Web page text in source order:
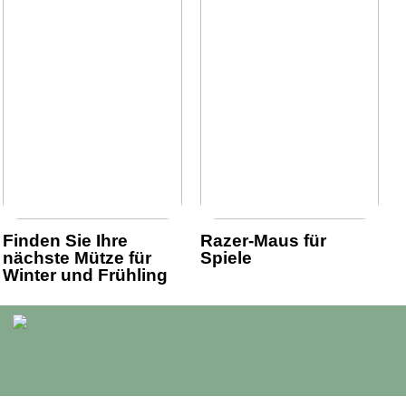
Finden Sie Ihre
nächste Mütze für
Winter und Frühling
Razer-Maus für
Spiele